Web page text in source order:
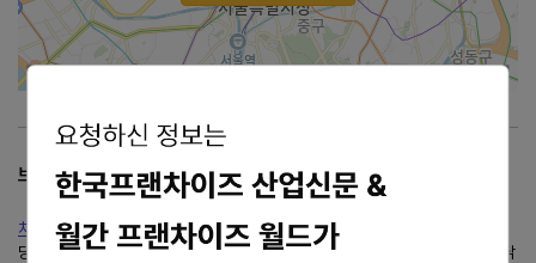
브랜드 리뷰
치킨플러스메뉴 포테이토닭토닭 치킨대전 우승 치킨 호불호o...
당분간 치킨은 기본 후라이드로 위로 받아겠습니다치킨플러스포테이토닭토닭